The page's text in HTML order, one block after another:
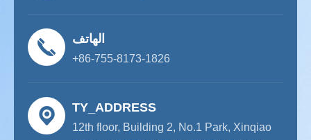
الهاتف
+86-755-8173-1826
TY_ADDRESS
12th floor, Building 2, No.1 Park, Xinqiao